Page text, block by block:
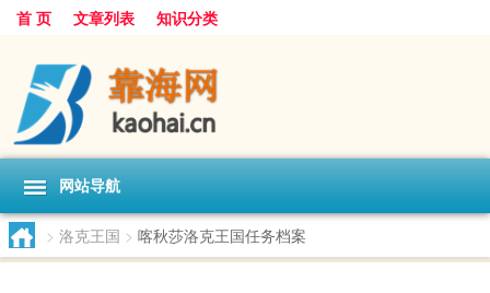
首 页 文章列表 知识分类
网站导航
> 洛克王国 > 喀秋莎洛克王国任务档案